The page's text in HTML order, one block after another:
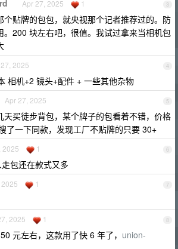
3
Apr 27, 2025 1
个贴牌的包包，就央视那个记者推荐过的。防
。200 块左右吧，很值。我试过拿来当相机包
4
2025
相机+2 镜头+配件 + 一些其他杂物
5
Apr 27, 2025
天买徒步背包，某个牌子的包看着不错，价格
了一下同款，发现工厂不贴牌的只要 30+
6
2025 1
包还在款式又多
7
1
8
2025 1
元左右，这款用了快 6 年了， union-